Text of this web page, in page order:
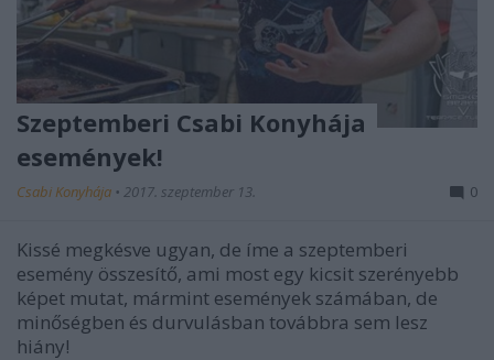
Szeptemberi Csabi Konyhája
események!
Csabi Konyhája • 2017. szeptember 13. 0
Kissé megkésve ugyan, de íme a szeptemberi
esemény összesítő, ami most egy kicsit szerényebb
képet mutat, mármint események számában, de
minőségben és durvulásban továbbra sem lesz
hiány!